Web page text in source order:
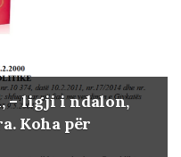
– ligji i ndalon,
Koha për